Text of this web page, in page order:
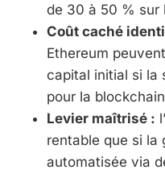
de 30 à 50 % sur
Coût caché
Ethereum
capital initial si la
pour la
Levier maîtrisé :
rentable que si la
automatisée via